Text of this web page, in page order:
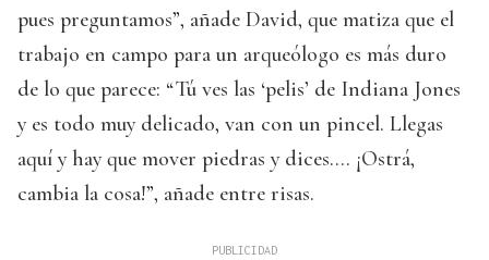
pues preguntamos”, añade David, que matiza que el
trabajo en campo para un arqueólogo es más duro
de lo que parece: “Tú ves las ‘pelis’ de Indiana Jones
y es todo muy delicado, van con un pincel. Llegas
aquí y hay que mover piedras y dices…. ¡Ostrá,
cambia la cosa!”, añade entre risas.